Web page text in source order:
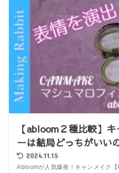
【abloom２種比較】
ーは結局どっちがいい
2024.11.15
Abloomが人気爆発！キャンメイク